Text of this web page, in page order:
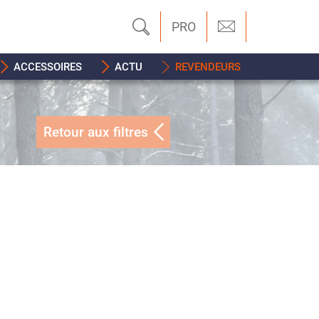
PRO
ACCESSOIRES ACTU REVENDEURS
Retour aux filtres